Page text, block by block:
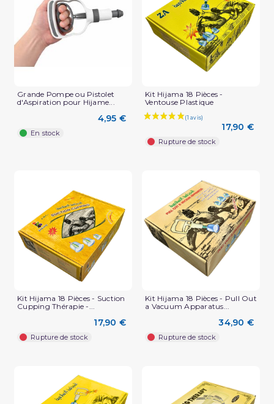
Grande Pompe ou Pistolet
d'Aspiration pour Hijame...
4,95 €
En stock
Kit Hijama 18 Pièces -
Ventouse Plastique
17,90 €
Rupture de stock
Kit Hijama 18 Pièces - Suction
Cupping Thérapie -...
17,90 €
Rupture de stock
Kit Hijama 18 Pièces - Pull Out
a Vacuum Apparatus...
34,90 €
Rupture de stock